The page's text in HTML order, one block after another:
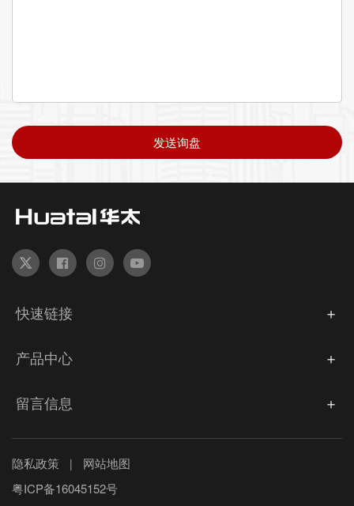
发送询盘
快速链接
产品中心
留言信息
粤ICP备16045152号
隐私政策 | 网站地图